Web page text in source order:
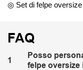
◎ Set di felpe oversize
FAQ
1
Posso
felpe oversize